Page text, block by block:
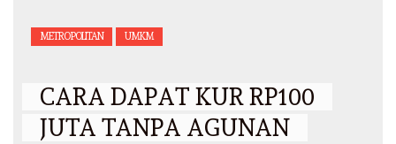
METROPOLITAN UMKM
CARA DAPAT KUR RP100
JUTA TANPA AGUNAN